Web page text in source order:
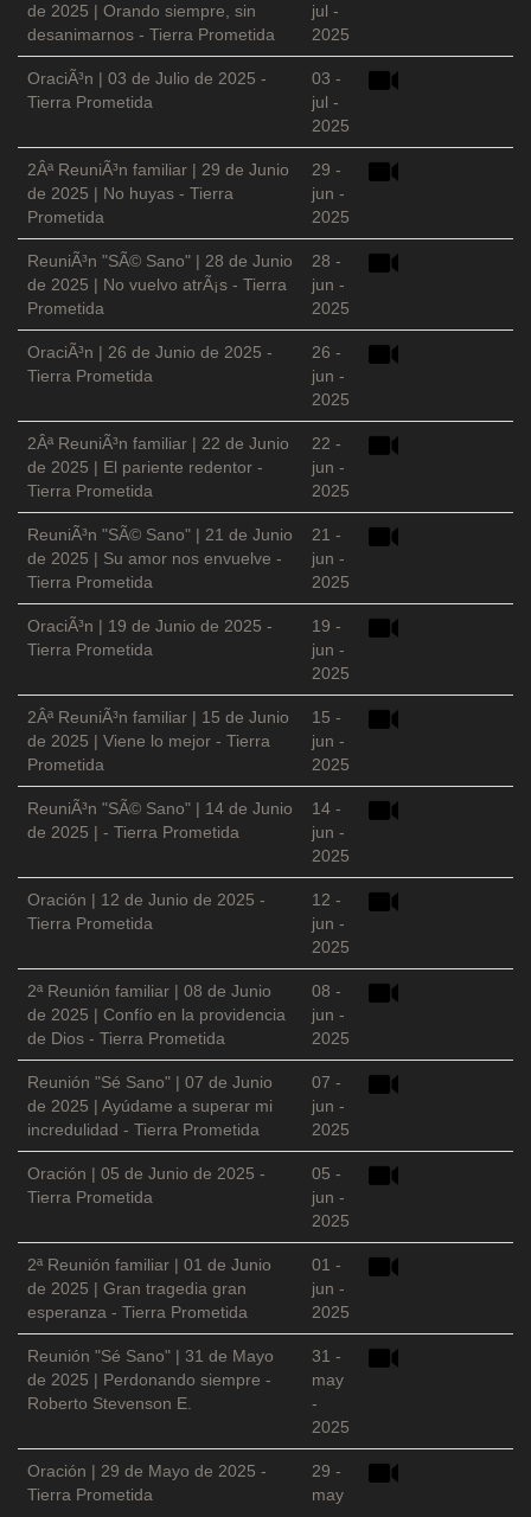
de 2025 | Orando siempre, sin
desanimarnos - Tierra Prometida
jul -
2025
OraciÃ³n | 03 de Julio de 2025 -
Tierra Prometida
03 -
jul -
2025
2Âª ReuniÃ³n familiar | 29 de Junio
de 2025 | No huyas - Tierra
Prometida
29 -
jun -
2025
ReuniÃ³n "SÃ© Sano" | 28 de Junio
de 2025 | No vuelvo atrÃ¡s - Tierra
Prometida
28 -
jun -
2025
OraciÃ³n | 26 de Junio de 2025 -
Tierra Prometida
26 -
jun -
2025
2Âª ReuniÃ³n familiar | 22 de Junio
de 2025 | El pariente redentor -
Tierra Prometida
22 -
jun -
2025
ReuniÃ³n "SÃ© Sano" | 21 de Junio
de 2025 | Su amor nos envuelve -
Tierra Prometida
21 -
jun -
2025
OraciÃ³n | 19 de Junio de 2025 -
Tierra Prometida
19 -
jun -
2025
2Âª ReuniÃ³n familiar | 15 de Junio
de 2025 | Viene lo mejor - Tierra
Prometida
15 -
jun -
2025
ReuniÃ³n "SÃ© Sano" | 14 de Junio
de 2025 | - Tierra Prometida
14 -
jun -
2025
Oración | 12 de Junio de 2025 -
Tierra Prometida
12 -
jun -
2025
2ª Reunión familiar | 08 de Junio
de 2025 | Confío en la providencia
de Dios - Tierra Prometida
08 -
jun -
2025
Reunión "Sé Sano" | 07 de Junio
de 2025 | Ayúdame a superar mi
incredulidad - Tierra Prometida
07 -
jun -
2025
Oración | 05 de Junio de 2025 -
Tierra Prometida
05 -
jun -
2025
2ª Reunión familiar | 01 de Junio
de 2025 | Gran tragedia gran
esperanza - Tierra Prometida
01 -
jun -
2025
Reunión "Sé Sano" | 31 de Mayo
de 2025 | Perdonando siempre -
Roberto Stevenson E.
31 -
may
-
2025
Oración | 29 de Mayo de 2025 -
Tierra Prometida
29 -
may